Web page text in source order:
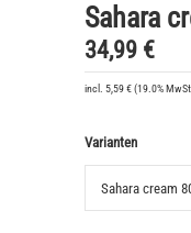
Sahara
34,99 €
incl. 5,59 € (19.0%
Varianten